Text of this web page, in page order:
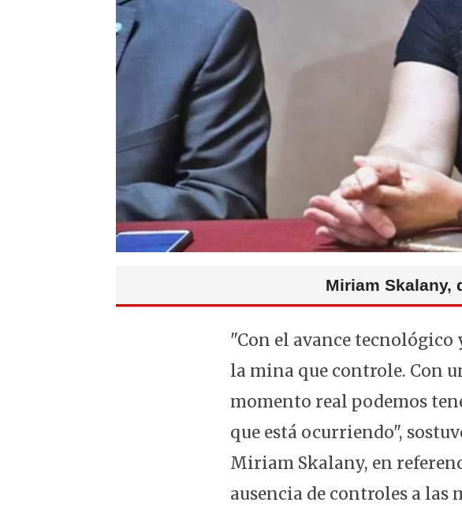
Miriam Skalany,
"Con el avance tecnológico
la mina que controle. Con
momento real podemos
que está ocurriendo",
Miriam Skalany, en
ausencia de controles a